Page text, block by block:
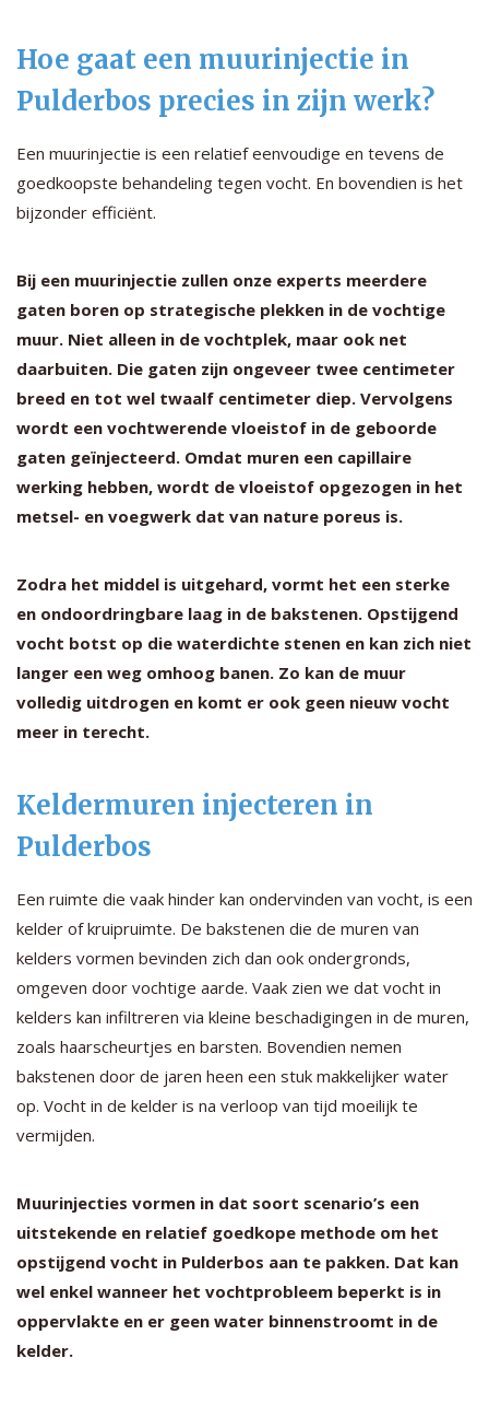
Hoe gaat een muurinjectie in
Pulderbos precies in zijn werk?
Een muurinjectie is een relatief eenvoudige en tevens de
goedkoopste behandeling tegen vocht. En bovendien is het
bijzonder efficiënt.
Bij een muurinjectie zullen onze experts meerdere
gaten boren op strategische plekken in de vochtige
muur. Niet alleen in de vochtplek, maar ook net
daarbuiten. Die gaten zijn ongeveer twee centimeter
breed en tot wel twaalf centimeter diep. Vervolgens
wordt een vochtwerende vloeistof in de geboorde
gaten geïnjecteerd. Omdat muren een capillaire
werking hebben, wordt de vloeistof opgezogen in het
metsel- en voegwerk dat van nature poreus is.
Zodra het middel is uitgehard, vormt het een sterke
en ondoordringbare laag in de bakstenen. Opstijgend
vocht botst op die waterdichte stenen en kan zich niet
langer een weg omhoog banen. Zo kan de muur
volledig uitdrogen en komt er ook geen nieuw vocht
meer in terecht.
Keldermuren injecteren in
Pulderbos
Een ruimte die vaak hinder kan ondervinden van vocht, is een
kelder of kruipruimte. De bakstenen die de muren van
kelders vormen bevinden zich dan ook ondergronds,
omgeven door vochtige aarde. Vaak zien we dat vocht in
kelders kan infiltreren via kleine beschadigingen in de muren,
zoals haarscheurtjes en barsten. Bovendien nemen
bakstenen door de jaren heen een stuk makkelijker water
op. Vocht in de kelder is na verloop van tijd moeilijk te
vermijden.
Muurinjecties vormen in dat soort scenario’s een
uitstekende en relatief goedkope methode om het
opstijgend vocht in Pulderbos aan te pakken. Dat kan
wel enkel wanneer het vochtprobleem beperkt is in
oppervlakte en er geen water binnenstroomt in de
kelder.